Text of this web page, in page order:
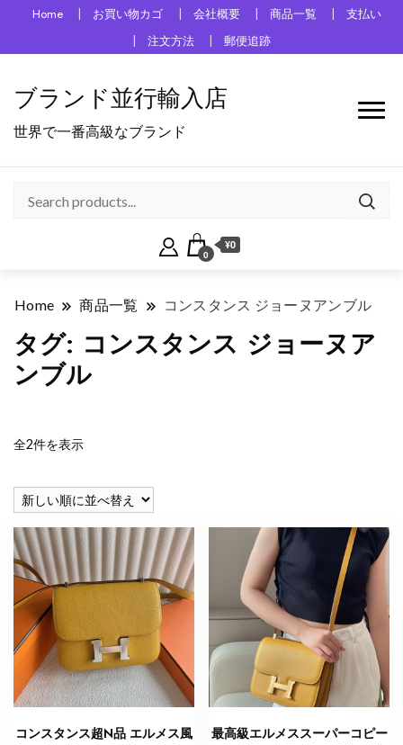
Home お買い物カゴ 会社概要 商品一覧
支払い
注文方法
郵便追跡
ブランド並行輸入店
世界で一番高級なブランド
0
¥0
Home 商品一覧 コンスタンス ジョーヌアンブル
タグ: コンスタンス ジョーヌア
ンブル
全2件を表示新
い
順
コンスタンス超N品 エルメス風
最高級エルメススーパーコピー